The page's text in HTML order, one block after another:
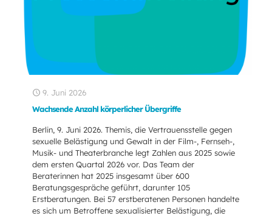
9. Juni 2026
Wachsende Anzahl körperlicher Übergriffe
Berlin, 9. Juni 2026. Themis, die Vertrauensstelle gegen
sexuelle Belästigung und Gewalt in der Film-, Fernseh-,
Musik- und Theaterbranche legt Zahlen aus 2025 sowie
dem ersten Quartal 2026 vor. Das Team der
Beraterinnen hat 2025 insgesamt über 600
Beratungsgespräche geführt, darunter 105
Erstberatungen. Bei 57 erstberatenen Personen handelte
es sich um Betroffene sexualisierter Belästigung, die